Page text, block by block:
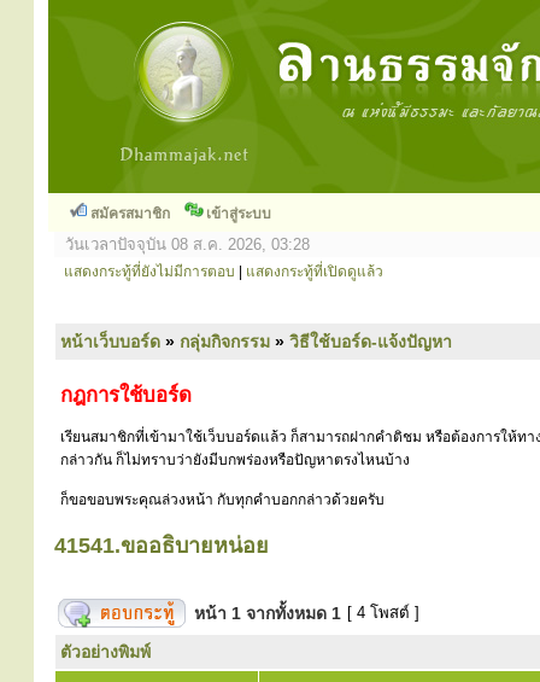
สมัครสมาชิก เข้าสู่ระบบ
วันเวลาปัจจุบัน 08 ส.ค. 2026, 03:28
แสดงกระทู้ที่ยังไม่มีการตอบ แสดงกระทู้ที่เปิดดูแล้ว
หน้าเว็บบอร์ด » กลุ่มกิจกรรม » วิธีใช้บอร์ด-แจ้งปัญหา
กฎการใช้บอร์ด
เรียนสมาชิกที่เข้ามาใช้เว็บบอร์ดแล้ว ก็สามารถฝากคำติชม หรือต้องการให้ท
กล่าวกัน ก็ไม่ทราบว่ายังมีบกพร่องหรือปัญหาตรงไหนบ้าง
ก็ขอขอบพระคุณล่วงหน้า กับทุกคำบอกกล่าวด้วยครับ
41541.ขออธิบายหน่อย
หน้า 1 จากทั้งหมด 1 [ 4 โพสต์ ]
ตัวอย่างพิมพ์